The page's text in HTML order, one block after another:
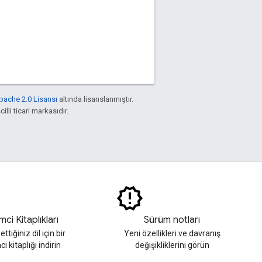
2.0 Lisansı altında lisanslanmıştır.
ticari markasıdır.
Kitaplıkları
dil için bir
kitaplığı indirin
Sürüm notları
Yeni özellikleri ve davranış
değişikliklerini görün